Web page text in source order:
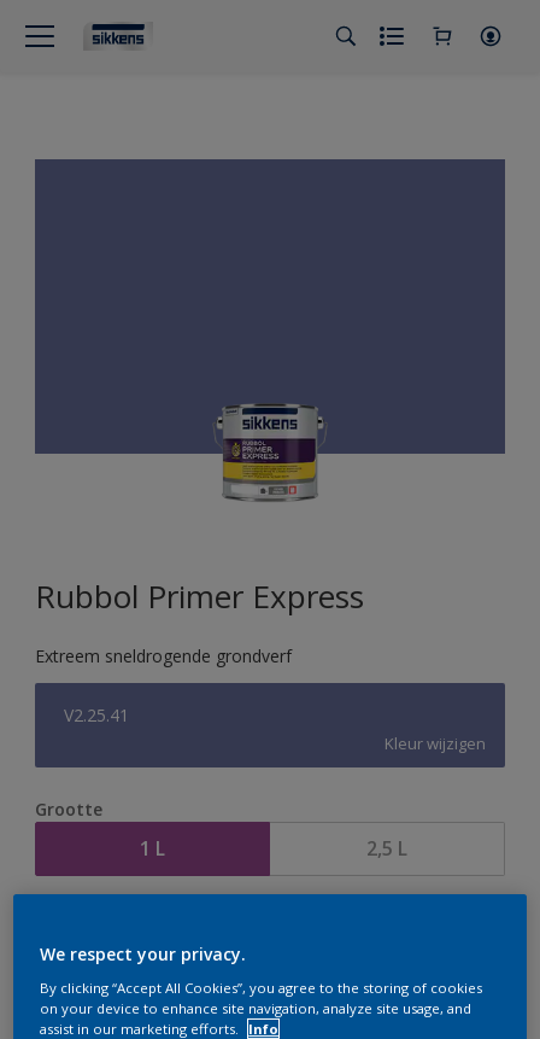
Rubbol Primer Express
Extreem sneldrogende grondverf
V2.25.41
Kleur wijzigen
Grootte
1 L 2,5 L
We respect your privacy.
By clicking “Accept All Cookies”, you agree to the storing of cookies
on your device to enhance site navigation, analyze site usage, and
assist in our marketing efforts.
Info